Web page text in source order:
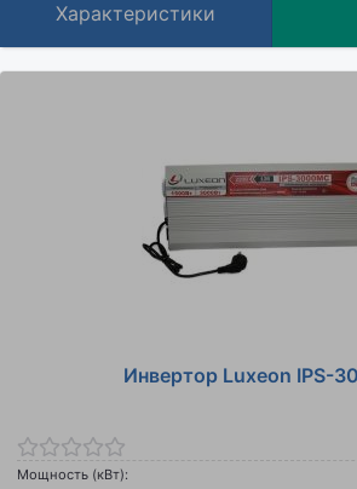
Характеристики
Инвертор Luxeon IPS-
Мощность (кВт):